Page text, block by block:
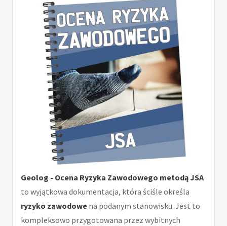
Geolog - Ocena Ryzyka Zawodowego metodą JSA
to wyjątkowa dokumentacja, która ściśle określa
ryzyko zawodowe na podanym stanowisku. Jest to
kompleksowo przygotowana przez wybitnych